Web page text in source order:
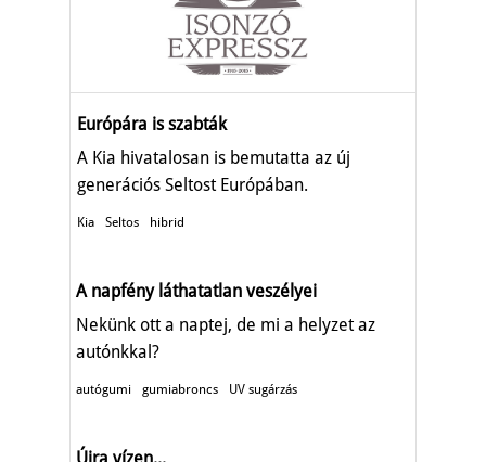
Európára is szabták
A Kia hivatalosan is bemutatta az új
generációs Seltost Európában.
Kia Seltos hibrid
A napfény láthatatlan veszélyei
Nekünk ott a naptej, de mi a helyzet az
autónkkal?
autógumi gumiabroncs UV sugárzás
Újra vízen...